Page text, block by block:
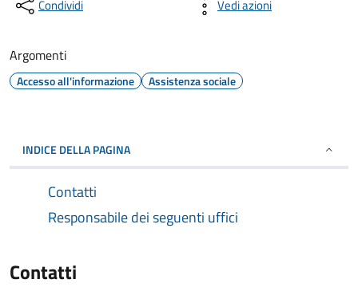
Condividi Vedi azioni
Argomenti
Accesso all'informazione Assistenza sociale
INDICE DELLA PAGINA
Contatti
Responsabile dei seguenti uffici
Contatti